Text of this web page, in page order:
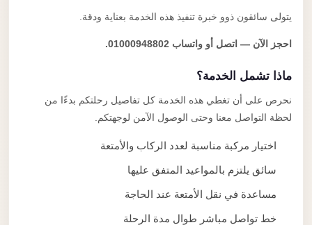
يتولى سائقون ذوو خبرة تنفيذ هذه الخدمة بعناية ودقة.
احجز الآن — اتصل أو واتساب 01000948802.
ماذا تشمل الخدمة؟
نحرص على أن تغطي هذه الخدمة كل تفاصيل رحلتكم بدءًا من
لحظة التواصل معنا وحتى الوصول الآمن لوجهتكم.
اختيار مركبة مناسبة لعدد الركاب والأمتعة
سائق يلتزم بالمواعيد المتفق عليها
مساعدة في نقل الأمتعة عند الحاجة
خط تواصل مباشر طوال مدة الرحلة